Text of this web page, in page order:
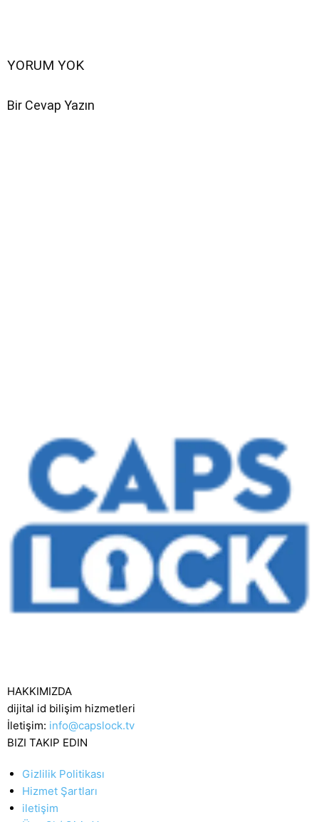
YORUM YOK
Bir Cevap Yazın
HAKKIMIZDA
dijital id bilişim hizmetleri
İletişim: info@capslock.tv
BIZI TAKIP EDIN
Gizlilik Politikası
Hizmet Şartları
iletişim